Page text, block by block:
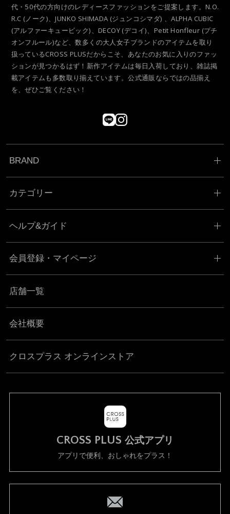
代・50代の方向けのレディースファッションをご提案します。N.O.
R.C (ノーク)、JUNKO SHIMADA (ジュンコシマダ) 、ALPHA CUBIC
(アルファーキュービック)、DECOY (デコイ)、Petit Honfleur (プチ
オンフルール)など、数多くの大人女子ブランドのアイテムを取り
扱っているCROSS PLUSだからこそ、あなたのお気に入りのファッ
ションが見つかるはず！新作アイテムは毎日入荷しており、雑誌掲
載アイテムも多数取り揃えています。公式通販ならではの品揃え
を、ぜひご覧ください！
BRAND
カテゴリー
ヘルプ&ガイド
会員登録・マイページ
店舗一覧
会社概要
クロスプラス オンラインストア
CROSS PLUS 公式アプリ
アプリで便利、おしゃれをプラス！